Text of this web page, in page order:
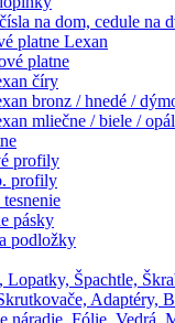
na dom, cedule na
platne Lexan
platne
číry
bronz / hnedé /
mliečne / biele / opál
profily
profily
pásky
podložky
Lopatky, Špachtle,
Adaptéry,
náradie, Fólie, Vedrá,